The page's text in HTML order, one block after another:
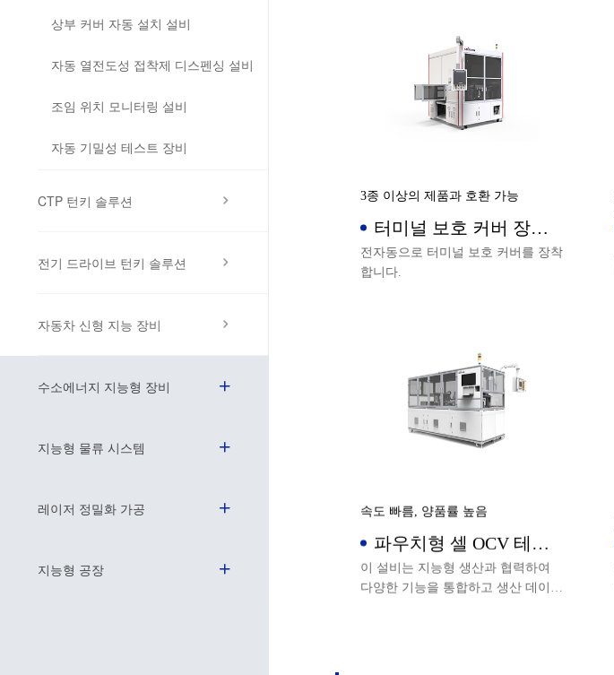
상부 커버 자동 설치 설비
자동 열전도성 접착제 디스펜싱 설비
조임 위치 모니터링 설비
자동 기밀성 테스트 장비
CTP 턴키 솔루션
전기 드라이브 턴키 솔루션
자동차 신형 지능 장비
수소에너지 지능형 장비
지능형 물류 시스템
레이저 정밀화 가공
지능형 공장
의 자동 스택을 실현할 수 있습니다.
3종 이상의 제품과 호환 가능
터미널 보호 커버 장착
설비
전자동으로 터미널 보호 커버를 장착
합니다.
속도 빠름, 양품률 높음
파우치형 셀 OCV 테스
트 치수 측정기
이 설비는 지능형 생산과 협력하여
다양한 기능을 통합하고 생산 데이터